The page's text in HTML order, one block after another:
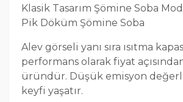
Klasik Tasarım Şömine Soba
Pik Döküm Şömine Soba
Alev görseli yanı sıra ısıtma
performans olarak fiyat
üründür. Düşük emisyon
keyfi yaşatır.